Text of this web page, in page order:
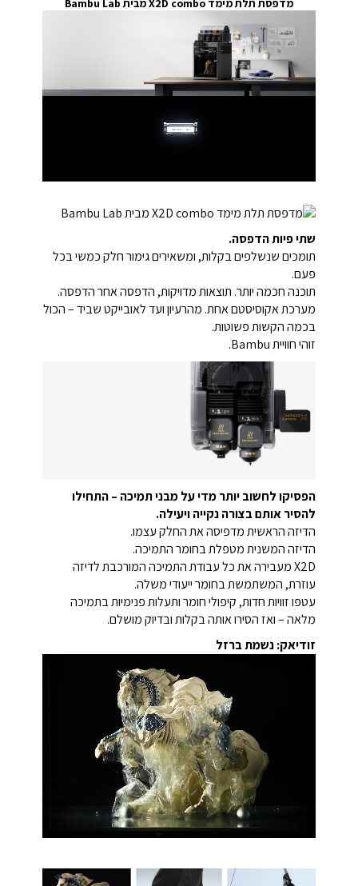
שתי פיות הדפסה.
תומכים שנשלפים בקלות, ומשאירים גימור חלק כמשי בכל
פעם.
תוכנה חכמה יותר. תוצאות מדויקות, הדפסה אחר הדפסה.
מערכת אקוסיסטם אחת. מהרעיון ועד לאובייקט שביד – הכול
בכמה הקשות פשוטות.
זוהי חוויית Bambu.
הפסיקו לחשוב יותר מדי על מבני תמיכה – התחילו
להסיר אותם בצורה נקייה ויעילה.
הדיזה הראשית מדפיסה את החלק עצמו.
הדיזה המשנית מטפלת בחומר התמיכה.
X2D מעבירה את כל עבודת התמיכה המורכבת לדיזה
עוזרת, המשתמשת בחומר ייעודי משלה.
עטפו זוויות חדות, קיפולי חומר ותעלות פנימיות בתמיכה
מלאה – ואז הסירו אותה בקלות ובדיוק מושלם.
זודיאק: נשמת ברזל